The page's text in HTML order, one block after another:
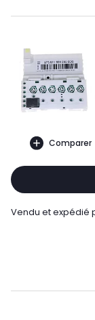
Comparer
Vendu et expédié